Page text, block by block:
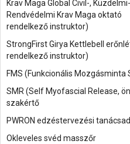
Krav Maga Global Civil-,
Rendvédelmi Krav Maga oktató
rendelkező instruktor)
StrongFirst Girya Kettlebell
rendelkező instruktor)
FMS (Funkcionális
SMR (Self Myofascial Release,
szakértő
PWRON edzéstervezési
Okleveles svéd masszőr